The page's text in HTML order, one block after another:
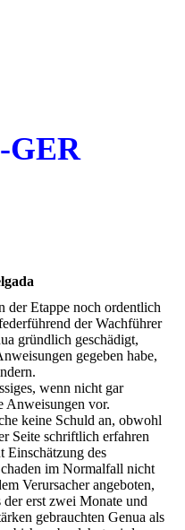
der Etappe noch ordentlich
der Wachführer
gründlich geschädigt,
gegeben habe,
wenn nicht gar
Anweisungen vor.
keine Schuld an, obwohl
Seite schriftlich erfahren
Einschätzung des
im Normalfall nicht
Verursacher angeboten,
erst zwei Monate und
gebrauchten Genua als